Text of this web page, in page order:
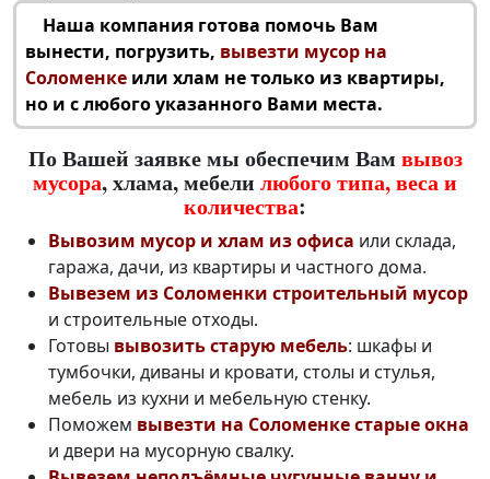
Наша компания готова помочь Вам
вынести, погрузить, вывезти мусор на
Соломенке или хлам не только из квартиры,
но и с любого указанного Вами места.
По Вашей заявке мы обеспечим Вам вывоз
мусора, хлама, мебели любого типа, веса и
количества:
Вывозим мусор и хлам из офиса или склада,
гаража, дачи, из квартиры и частного дома.
Вывезем из Соломенки строительный мусор
и строительные отходы.
Готовы вывозить старую мебель: шкафы и
тумбочки, диваны и кровати, столы и стулья,
мебель из кухни и мебельную стенку.
Поможем вывезти на Соломенке старые окна
и двери на мусорную свалку.